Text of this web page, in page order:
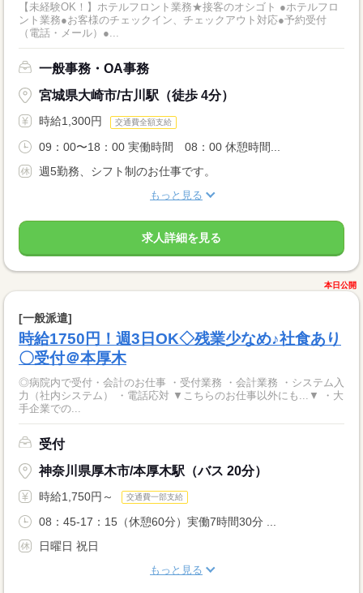
【未経験OK！】ホテルフロント業務★接客のオシゴト ●ホテルフロ
ント業務●お客様のチェックイン、チェックアウト対応●予約受付
（電話・メール）●...
一般事務・OA事務
宮城県大崎市/古川駅（徒歩 4分）
時給1,300円 交通費全額支給
09：00〜18：00 実働時間 08：00 休憩時間...
週5勤務、シフト制のお仕事です。
もっと見る
求人詳細を見る
本日公開
[一般派遣]
時給1750円！週3日OK◇残業少なめ♪社食あり
〇受付＠本厚木
◎病院内で受付・会計のお仕事 ・受付業務 ・会計業務 ・システム入
力（社内システム） ・電話応対 ▼こちらのお仕事以外にも...▼ ・大
手企業での...
受付
神奈川県厚木市/本厚木駅（バス 20分）
時給1,750円～ 交通費一部支給
08：45-17：15（休憩60分）実働7時間30分 ...
日曜日 祝日
もっと見る